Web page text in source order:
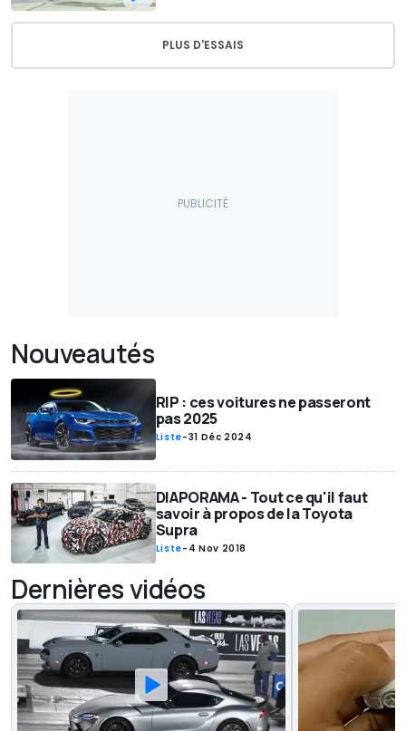
PLUS D'ESSAIS
Nouveautés
RIP : ces voitures ne passeront
pas 2025
Liste-31 Déc 2024
DIAPORAMA - Tout ce qu'il faut
savoir à propos de la Toyota
Supra
Liste- 4 Nov 2018
Dernières vidéos